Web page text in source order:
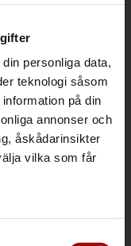
din personliga data,
teknologi såsom
på din
annonser och
åskådarinsikter
vilka som får